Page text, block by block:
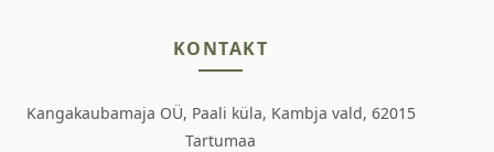
KONTAKT
Kangakaubamaja OÜ, Paali küla, Kambja vald, 62015
Tartumaa